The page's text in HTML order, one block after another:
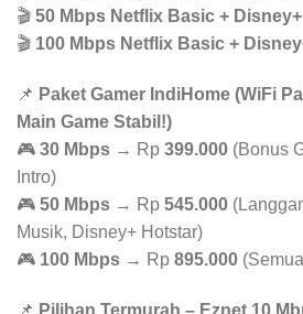
🎬 50 Mbps Netflix Basic + Disney+
🎬 100 Mbps Netflix Basic +
📌 Paket Gamer IndiHome (WiFi
Main Game Stabil!)
🎮 30 Mbps → Rp 399.000 (Bonus
Intro)
🎮 50 Mbps → Rp 545.000
Musik, Disney+ Hotstar)
🎮 100 Mbps → Rp 895.000
📌 Pilihan Termurah – Eznet 10